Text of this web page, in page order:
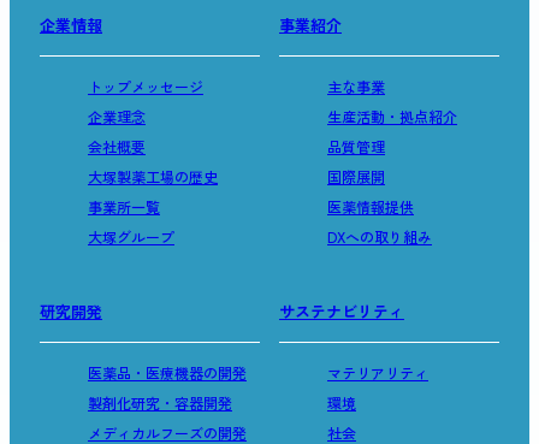
企業情報
トップメッセージ
企業理念
会社概要
大塚製薬工場の歴史
事業所一覧
大塚グループ
事業紹介
主な事業
生産活動・拠点紹介
品質管理
国際展開
医薬情報提供
DXへの取り組み
研究開発
医薬品・医療機器の開発
製剤化研究・容器開発
メディカルフーズの開発
サステナビリティ
マテリアリティ
環境
社会